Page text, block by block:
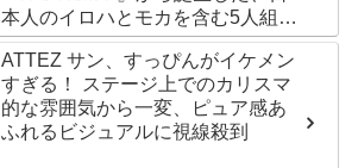
本人のイロハとモカを含む5人組ガ
ールズグループ！ デビュー曲
「Magnetic」がいきなりの大ヒッ
ト
ATTEZ サン、すっぴんがイケメン
すぎる！ ステージ上でのカリスマ
的な雰囲気から一変、ピュア感あ
ふれるビジュアルに視線殺到